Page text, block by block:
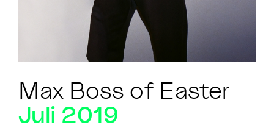
Max Boss of Easter
Juli 2019